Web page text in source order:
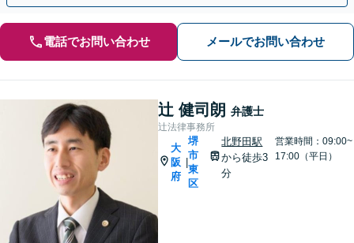
電話でお問い合わせ メールでお問い合わせ
辻 健司朗 弁護士
辻法律事務所
大
阪
府
|
堺
市
東
区
北野田駅
から徒歩3
分
営業時間：09:00~
17:00（平日）